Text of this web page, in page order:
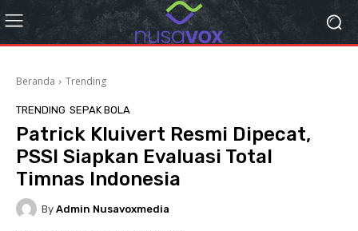
Beranda Trending
TRENDING SEPAK BOLA
Patrick Kluivert Resmi Dipecat,
PSSI Siapkan Evaluasi Total
Timnas Indonesia
By Admin Nusavoxmedia